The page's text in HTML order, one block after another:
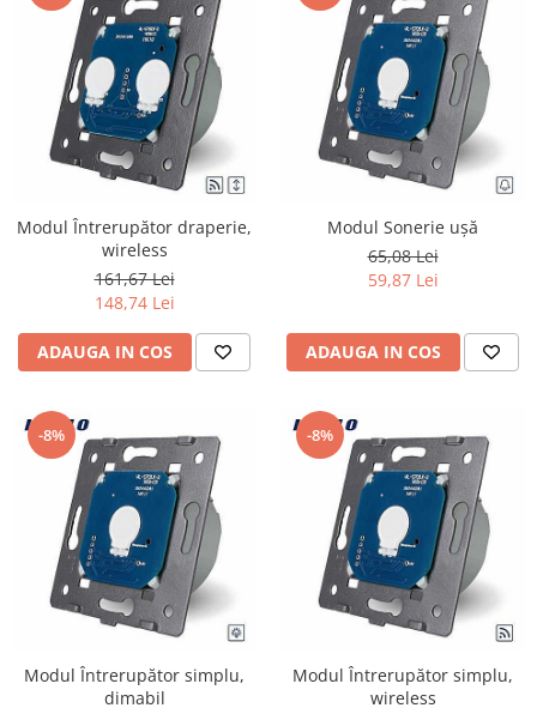
Modul Întrerupător draperie,
wireless
161,67 Lei
148,74 Lei
ADAUGA IN COS
Modul Sonerie uşă
65,08 Lei
59,87 Lei
ADAUGA IN COS
-8%
Modul Întrerupător simplu,
dimabil
-8%
Modul Întrerupător simplu,
wireless